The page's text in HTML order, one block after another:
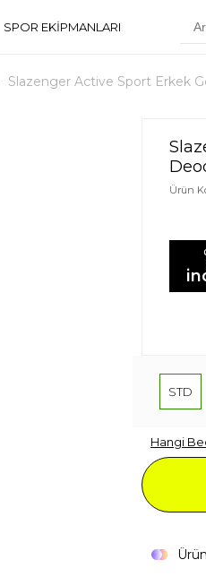
SPOR EKİPMANLARI
Slazenger Active Sport Erkek
Ürün
STD
Hangi